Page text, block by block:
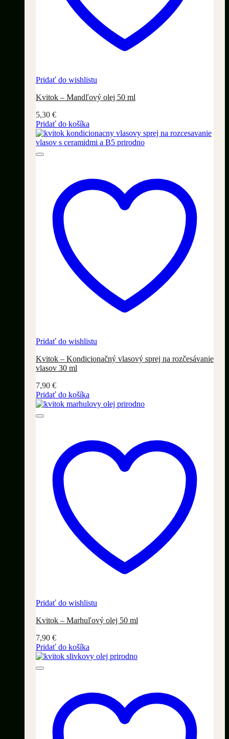
Pridať do wishlistu
Kvitok – Mandľový olej 50 ml
5,30 €
Pridať do košíka
Pridať do wishlistu
Kvitok – Kondicionačný vlasový sprej na rozčesávanie
vlasov 30 ml
7,90 €
Pridať do košíka
Pridať do wishlistu
Kvitok – Marhuľový olej 50 ml
7,90 €
Pridať do košíka